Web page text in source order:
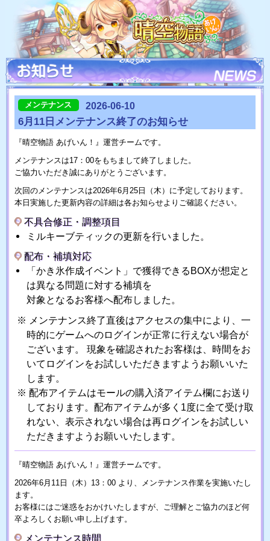
メンテナンス 2026-06-10
6月11日メンテナンス終了のお知らせ
『晴空物語 あげいん！』運営チームです。
メンテナンスは17：00をもちまして終了しました。
ご協力いただき誠にありがとうございます。
次回のメンテナンスは2026年6月25日（木）に予定しております。
本日実施した更新内容の詳細は各お知らせよりご確認ください。
不具合修正・調整項目
ミルキーブティックの更新を行いました。
配布・補填対応
「かき氷作成イベント」で獲得できるBOXが想定と
は異なる問題に対する補填を
対象となるお客様へ配布しました。
メンテナンス終了直後はアクセスの集中により、一
時的にゲームへのログインが正常に行えない場合が
ございます。 現象を確認されたお客様は、時間をお
いてログインをお試しいただきますようお願いいた
します。
配布アイテムはモールの購入済アイテム欄にお送り
しております。配布アイテムが多く1度に全て受け取
れない、表示されない場合は再ログインをお試しい
ただきますようお願いいたします。
『晴空物語 あげいん！』運営チームです。
2026年6月11日（木）13：00 より、メンテナンス作業を実施いたし
ます。
お客様にはご迷惑をおかけいたしますが、ご理解とご協力のほど何
卒よろしくお願い申し上げます。
メンテナンス時間